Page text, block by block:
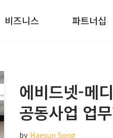
비즈니스 파트너십
에비드넷-메
공동사업 업
by Haesun Song